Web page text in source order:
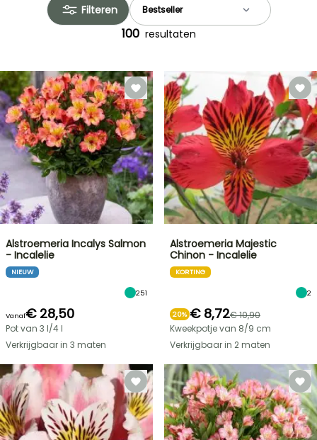
Filteren
100 resultaten
Alstroemeria Incalys Salmon
- Incalelie
NIEUW
251
Vanaf€ 28,50
Pot van 3 l/4 l
Verkrijgbaar in 3 maten
Alstroemeria Majestic
Chinon - Incalelie
KORTING
2
20% € 8,72€ 10,90
Kweekpotje van 8/9 cm
Verkrijgbaar in 2 maten